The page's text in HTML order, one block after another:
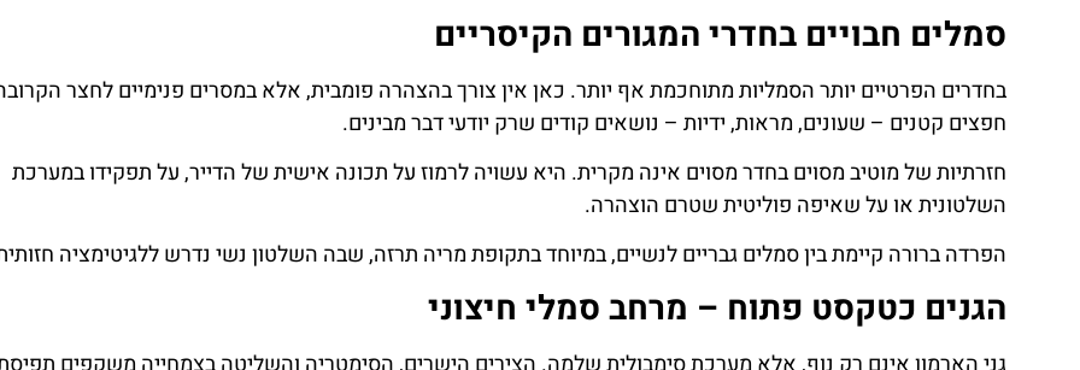
סמלים חבויים בחדרי המגורים הקיסריים
בחדרים הפרטיים יותר הסמליות מתוחכמת אף יותר. כאן אין צורך בהצהרה פומבית, אלא במסרים פנימיים לחצר
חפצים קטנים – שעונים, מראות, ידיות – נושאים קודים שרק יודעי דבר מבינים.
חזרתיות של מוטיב מסוים בחדר מסוים אינה מקרית. היא עשויה לרמוז על תכונה אישית של הדייר, על תפקידו במערכת
השלטונית או על שאיפה פוליטית שטרם הוצהרה.
הפרדה ברורה קיימת בין סמלים גבריים לנשיים, במיוחד בתקופת מריה תרזה, שבה השלטון נשי נדרש ללגיטימציה
הגנים כטקסט פתוח – מרחב סמלי חיצוני